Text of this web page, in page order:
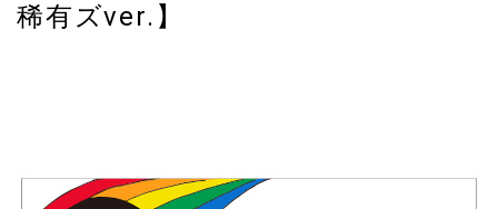
稀有ズver.】